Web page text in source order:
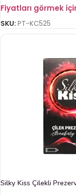
Fiyatları görmek
SKU: PT-KC525
Silky Kiss Çilekli